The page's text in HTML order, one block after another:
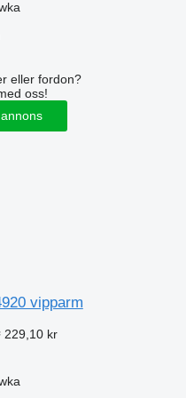
eller fordon?
oss!
vipparm
229,10 kr